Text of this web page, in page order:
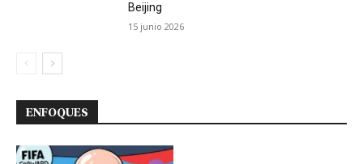
Beijing
15 junio 2026
ENFOQUES